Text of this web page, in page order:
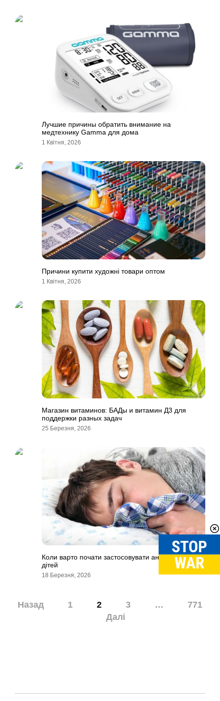
Лучшие причины обратить внимание на
медтехнику Gamma для дома
1 Квітня, 2026
Причини купити художні товари оптом
1 Квітня, 2026
Магазин витаминов: БАДы и витамин Д3 для
поддержки разных задач
25 Березня, 2026
Коли варто почати застосовувати антибіотики для
дітей
18 Березня, 2026
Навігація
Назад 1 2 3 …
771
Далі